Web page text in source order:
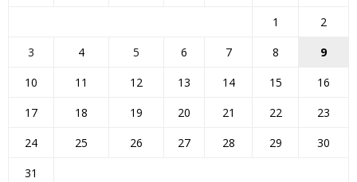
1
2
3
4 5 6 7 8
9
10
11 12 13 14 15
16
17
18 19 20 21 22
23
24
25 26 27 28 29
30
31